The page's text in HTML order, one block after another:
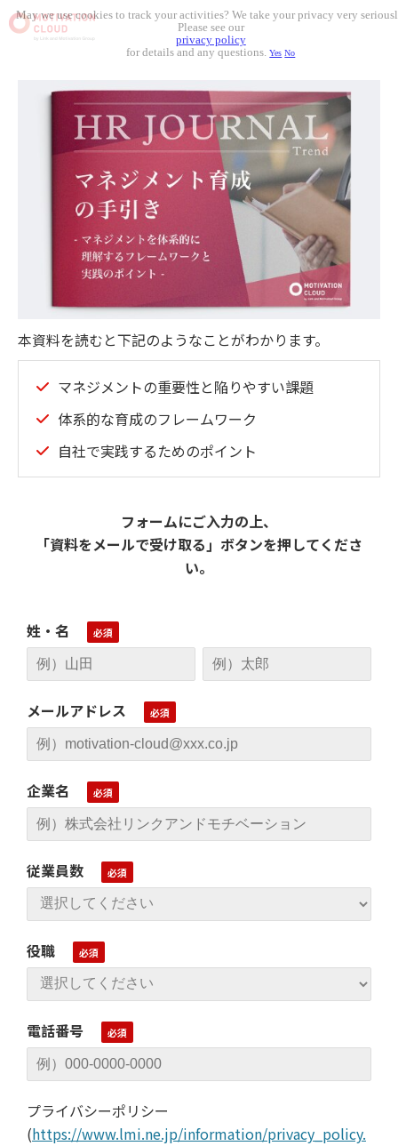
本資料を読むと下記のようなことがわかります。
マネジメントの重要性と陥りやすい課題
体系的な育成のフレームワーク
自社で実践するためのポイント
フォームにご入力の上、
「資料をメールで受け取る」ボタンを押してくださ
い。
姓・名
メールアドレス
企業名
従業員数
役職
電話番号
プライバシーポリシー
(https://www.lmi.ne.jp/information/privacy_policy.
May we use cookies to track your activities? We take your privacy very
Please see our
privacy policy
for details and any questions.Yes No